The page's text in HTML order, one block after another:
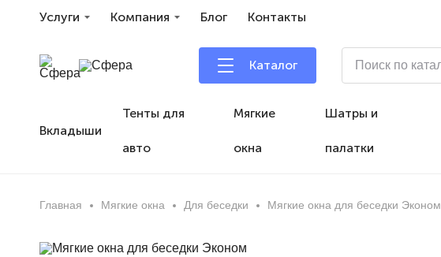
Услуги Компания Блог Контакты
Каталог
Вкладыши
Тенты для
авто
Мягкие
окна
Шатры и
палатки
Главная Мягкие окна Для беседки Мягкие окна для беседки Эконом